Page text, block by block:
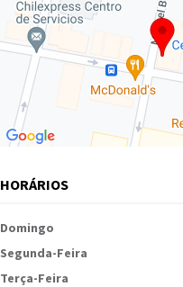
HORÁRIOS
Domingo
Segunda-Feira
Terça-Feira